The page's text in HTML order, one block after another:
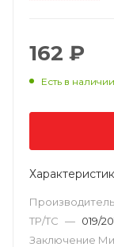
162 ₽
Есть в
Производитель
ТР/ТС — 019/
Заключение